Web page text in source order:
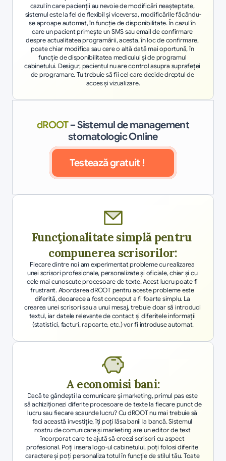
cazul în care pacienţii au nevoie de modificări neaşteptate,
sistemul este la fel de flexibil şi viceversa, modificările făcându-
se aproape automat, în funcţie de disponibilitate. În cazul în
care un pacient primeşte un SMS sau email de confirmare
despre actualitatea programării, acesta, în loc de confirmare,
poate chiar modifica sau cere o altă dată mai oportună, în
funcţie de disponibilitatea medicului şi de programul
cabinetului. Desigur, pacientul nu are control asupra suprafeţei
de programare. Tu trebuie să fii cel care decide dreptul de
acces şi vizualizare.
dROOT– Sistemul de management
stomatologic Online
Testează gratuit !
Funcţionalitate simplă pentru
compunerea scrisorilor:
Fiecare dintre noi am experimentat probleme cu realizarea
unei scrisori profesionale, personalizate şi oficiale, chiar şi cu
cele mai cunoscute procesoare de texte. Acest lucru poate fi
frustrant. Abordarea dROOT pentru aceste probleme este
diferită, deoarece a fost conceput a fi foarte simplu. La
crearea unei scrisori sau a unui mesaj, trebuie doar să introduci
textul, iar datele relevante de contact şi diferitele informaţii
(statistici, facturi, rapoarte, etc.) vor fi introduse automat.
A economisi bani:
Dacă te gândeşti la comunicare şi marketing, primul pas este
să achiziţionezi diferite procesoare de texte la fiecare punct de
lucru sau fiecare scaunde lucru? Cu dROOT nu mai trebuie să
faci această investiţie, îţi poţi lăsa banii la bancă. Sistemul
nostru de comunicare şi marketing are un editor de text
încorporat care te ajută să creezi scrisori cu aspect
profesional. Poţi insera logo-ul cabinetului, poți folosi diferite
caractere şi poți personaliza totul în funcţie de stilul tău. Toate